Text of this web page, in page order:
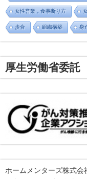
女性営業，食事断り方
歩合 組織構築 身
厚生労働省委
ホームメンターズ株式